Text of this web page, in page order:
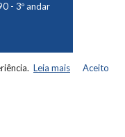
- 3º andar
Leia mais Aceito